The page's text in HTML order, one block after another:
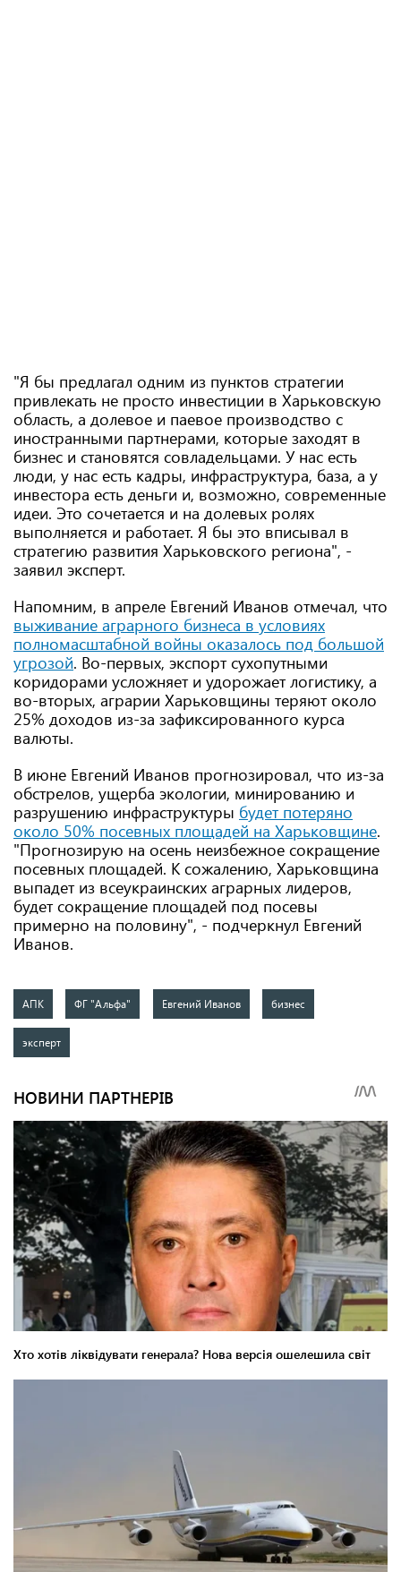
"Я бы предлагал одним из пунктов стратегии
привлекать не просто инвестиции в Харьковскую
область, а долевое и паевое производство с
иностранными партнерами, которые заходят в
бизнес и становятся совладельцами. У нас есть
люди, у нас есть кадры, инфраструктура, база, а у
инвестора есть деньги и, возможно, современные
идеи. Это сочетается и на долевых ролях
выполняется и работает. Я бы это вписывал в
стратегию развития Харьковского региона", -
заявил эксперт.
Напомним, в апреле Евгений Иванов отмечал, что
выживание аграрного бизнеса в условиях
полномасштабной войны оказалось под большой
угрозой. Во-первых, экспорт сухопутными
коридорами усложняет и удорожает логистику, а
во-вторых, аграрии Харьковщины теряют около
25% доходов из-за зафиксированного курса
валюты.
В июне Евгений Иванов прогнозировал, что из-за
обстрелов, ущерба экологии, минированию и
разрушению инфраструктуры будет потеряно
около 50% посевных площадей на Харьковщине.
"Прогнозирую на осень неизбежное сокращение
посевных площадей. К сожалению, Харьковщина
выпадет из всеукраинских аграрных лидеров,
будет сокращение площадей под посевы
примерно на половину", - подчеркнул Евгений
Иванов.
АПК ФГ "Альфа" Евгений Иванов бизнес
эксперт